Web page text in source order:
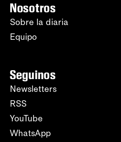
Nosotros
Sobre la diaria
Equipo
Seguinos
Newsletters
RSS
YouTube
WhatsApp